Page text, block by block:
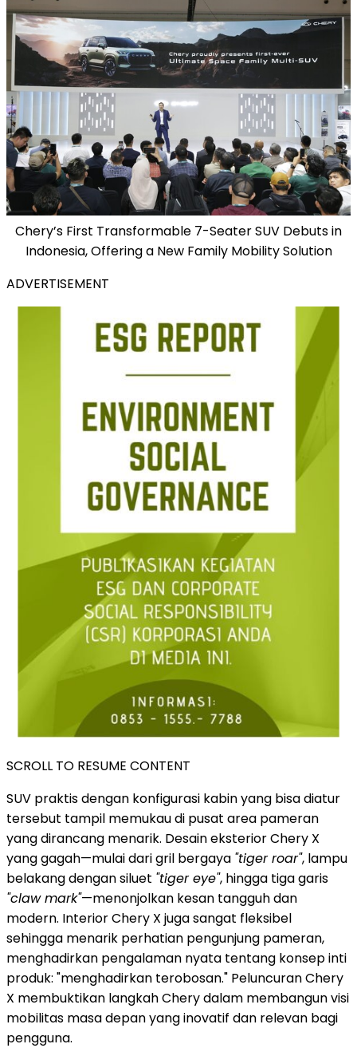
Chery’s First Transformable 7-Seater SUV Debuts in
Indonesia, Offering a New Family Mobility Solution
ADVERTISEMENT
SCROLL TO RESUME CONTENT
SUV praktis dengan konfigurasi kabin yang bisa diatur
tersebut tampil memukau di pusat area pameran
yang dirancang menarik. Desain eksterior Chery X
yang gagah—mulai dari gril bergaya "tiger roar", lampu
belakang dengan siluet "tiger eye", hingga tiga garis
"claw mark"—menonjolkan kesan tangguh dan
modern. Interior Chery X juga sangat fleksibel
sehingga menarik perhatian pengunjung pameran,
menghadirkan pengalaman nyata tentang konsep inti
produk: "menghadirkan terobosan." Peluncuran Chery
X membuktikan langkah Chery dalam membangun visi
mobilitas masa depan yang inovatif dan relevan bagi
pengguna.